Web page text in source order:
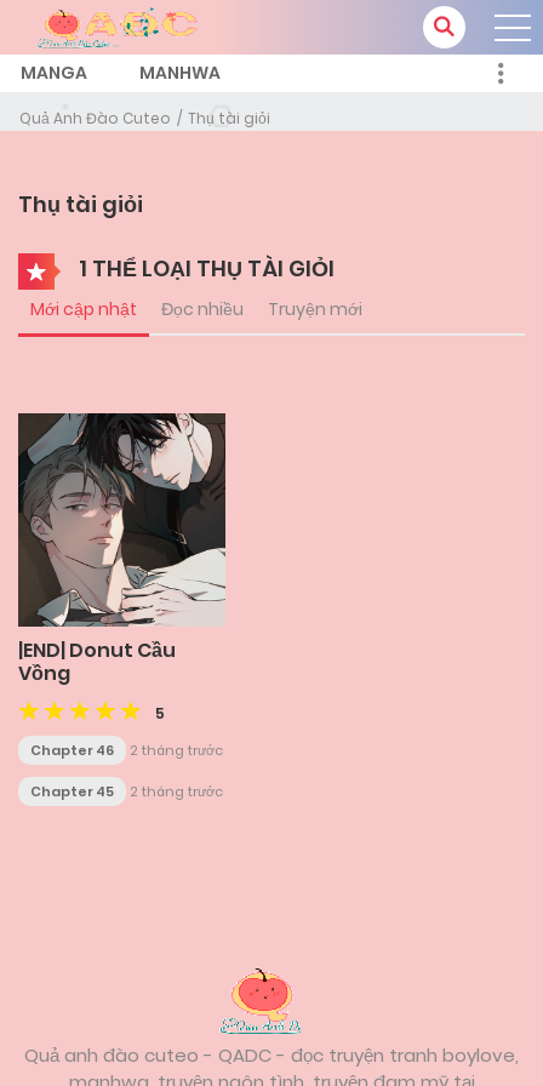
MANGA MANHWA
Quả Anh Đào Cuteo Thụ tài giỏi
Thụ tài giỏi
1 THỂ LOẠI THỤ TÀI GIỎI
Mới cập nhật Đọc nhiều Truyện mới
|END| Donut Cầu
Vồng
5
Chapter 46 2 tháng trước
Chapter 45 2 tháng trước
Quả anh đào cuteo - QADC - đọc truyện tranh boylove,